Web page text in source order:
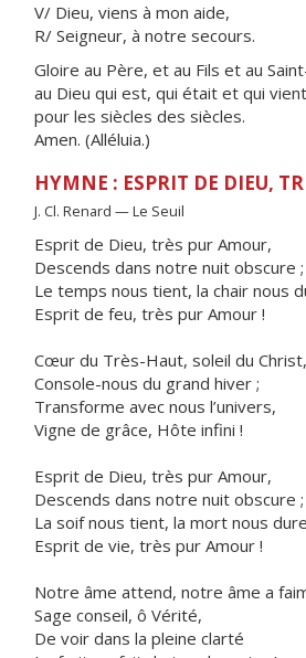
V/ Dieu, viens à mon aide,
R/ Seigneur, à notre secours.
Gloire au Père, et au Fils et au
au Dieu qui est, qui était et qui
pour les siècles des siècles.
Amen. (Alléluia.)
HYMNE : ESPRIT DE DIEU,
J. Cl. Renard — Le Seuil
Esprit de Dieu, très pur Amour,
Descends dans notre nuit obscure ;
Le temps nous tient, la chair nous
Esprit de feu, très pur Amour !
Cœur du Très-Haut, soleil du Christ,
Console-nous du grand hiver ;
Transforme avec nous l’univers,
Vigne de grâce, Hôte infini !
Esprit de Dieu, très pur Amour,
Descends dans notre nuit obscure ;
La soif nous tient, la mort nous
Esprit de vie, très pur Amour !
Notre âme attend, notre âme a
Sage conseil, ô Vérité,
De voir dans la pleine clarté